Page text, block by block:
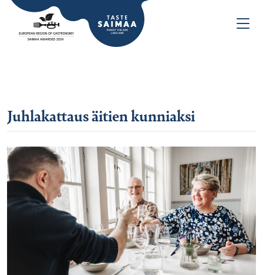
Juhlakattaus äitien kunniaksi